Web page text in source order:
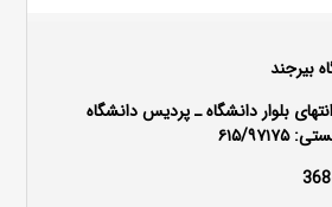
بیرجند
بلوار دانشگاه ـ پردیس دانشگاه
۹۷۱۷۵